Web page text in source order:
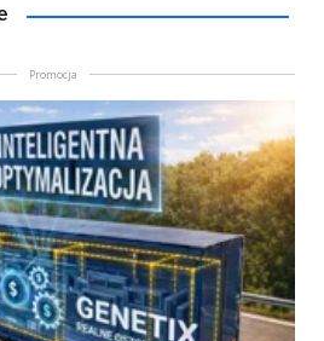
Promocja